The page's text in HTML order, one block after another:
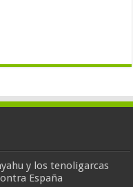
y los tenoligarcas
España